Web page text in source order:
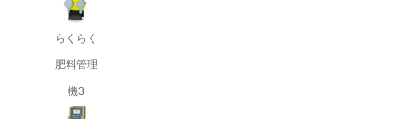
らくらく
肥料管理
機3